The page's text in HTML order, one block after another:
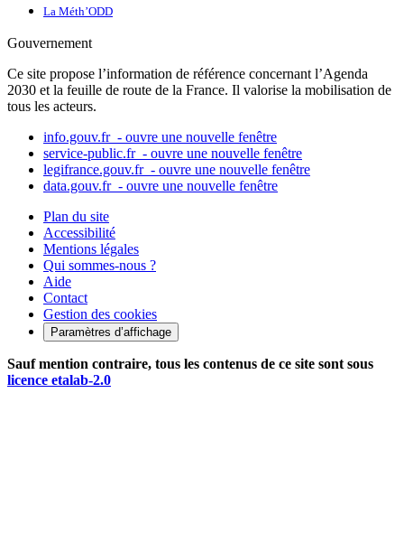
La Méth’ODD
Gouvernement
Ce site propose l’information de référence concernant l’Agenda
2030 et la feuille de route de la France. Il valorise la mobilisation de
tous les acteurs.
info.gouv.fr - ouvre une nouvelle fenêtre
service-public.fr - ouvre une nouvelle fenêtre
legifrance.gouv.fr - ouvre une nouvelle fenêtre
data.gouv.fr - ouvre une nouvelle fenêtre
Plan du site
Accessibilité
Mentions légales
Qui sommes-nous ?
Aide
Contact
Gestion des cookies
Paramètres d’affichage
Sauf mention contraire, tous les contenus de ce site sont sous
licence etalab-2.0